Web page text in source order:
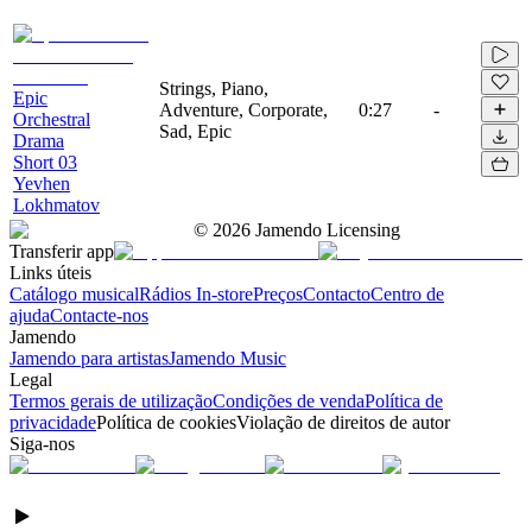
Epic
Orchestral
Drama
Short 03
Yevhen
Lokhmatov
Strings, Piano,
Adventure, Corporate,
Sad, Epic
0:27 -
© 2026 Jamendo Licensing
Transferir app
Links úteis
Catálogo musicalRádios In-storePreçosContactoCentro de
ajudaContacte-nos
Jamendo
Jamendo para artistasJamendo Music
Legal
Termos gerais de utilizaçãoCondições de vendaPolítica de
privacidadePolítica de cookiesViolação de direitos de autor
Siga-nos